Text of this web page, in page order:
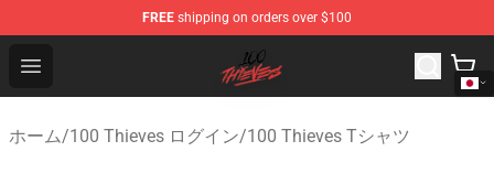
FREE shipping on orders over $100
Open menu
100 Thieves Shop - Official 100 Thieves Merchandise
ホーム/100 Thieves ログイン/100 Thieves Tシャツ